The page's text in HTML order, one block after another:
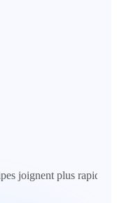
plus rapidement